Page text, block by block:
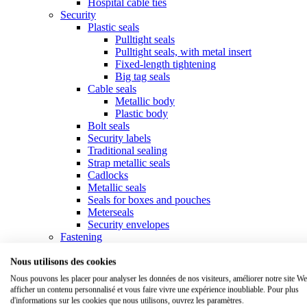
Security
Plastic seals
Pulltight seals
Pulltight seals, with metal insert
Fixed-length tightening
Big tag seals
Cable seals
Metallic body
Plastic body
Bolt seals
Security labels
Traditional sealing
Strap metallic seals
Cadlocks
Metallic seals
Seals for boxes and pouches
Meterseals
Security envelopes
Fastening
Standard collars
Specific collars
Marker ties
Tools for ties
Nous utilisons des cookies
Nous pouvons les placer pour analyser les données de nos visiteurs, améliorer notre site
afficher un contenu personnalisé et vous faire vivre une expérience inoubliable. Pour plus
d'informations sur les cookies que nous utilisons, ouvrez les paramètres.